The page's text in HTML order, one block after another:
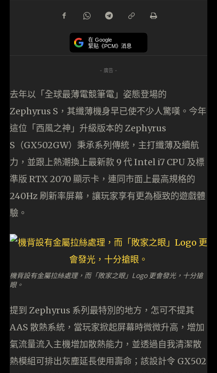
在 Google
緊貼《PCM》消息
- 廣告 -
去年以「全球最薄電競筆電」姿態登場的
Zephyrus S，其纖薄機身早已使不少人驚嘆。今年
這位「西風之神」升級版本的 Zephyrus
S（GX502GW）秉承系列傳統，主打纖薄及續航
力，並跟上熱潮換上最新款 9 代 Intel i7 CPU 及標
準版 RTX 2070 顯示卡，連同市面上最高規格的
240Hz 刷新率屏幕，讓玩家享有更為極致的遊戲體
驗。
機背設有金屬拉絲處理，而「敗家之眼」Logo 更會發光，十分搶
眼。
提到 Zephyrus 系列最特別的地方，怎可不提其
AAS 散熱系統，當玩家掀起屏幕時微微升高，增加
氣流量流入主機增加散熱能力，並透過自我清潔散
熱模組可排出灰塵延長使用壽命；該設計令 GX502